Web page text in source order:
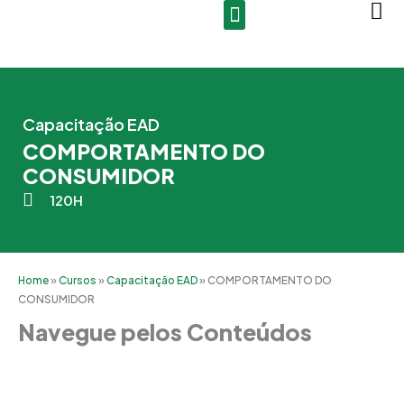
Capacitação EAD
COMPORTAMENTO DO
CONSUMIDOR
120H
Home»Cursos »Capacitação EAD» COMPORTAMENTO DO
CONSUMIDOR
Navegue pelos Conteúdos